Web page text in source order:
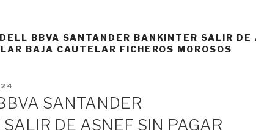
BBVA SANTANDER BANKINTER SALIR DE
BAJA CAUTELAR FICHEROS MOROSOS
SANTANDER
DE ASNEF SIN PAGAR